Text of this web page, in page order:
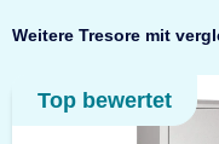
Weitere Tresore mit
Top bewertet